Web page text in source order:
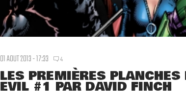
01 AOUT 2013 - 17:33 4
LES PREMIÈRES PLANCHES
EVIL #1 PAR DAVID FINCH